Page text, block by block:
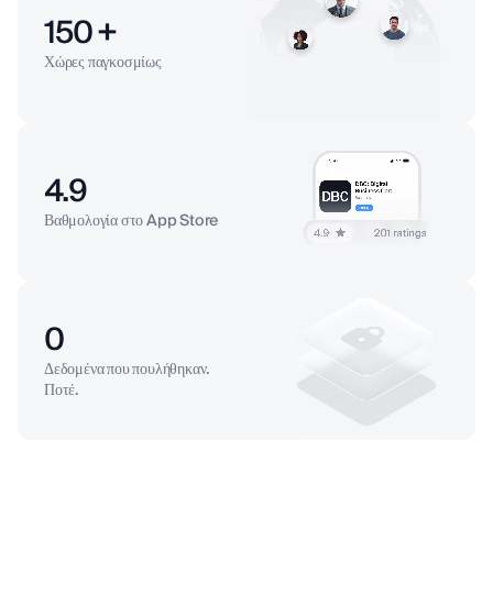
150+
Χώρες παγκοσμίως
4.9
Βαθμολογία στο App Store
0
Δεδομένα που πουλήθηκαν.
Ποτέ.